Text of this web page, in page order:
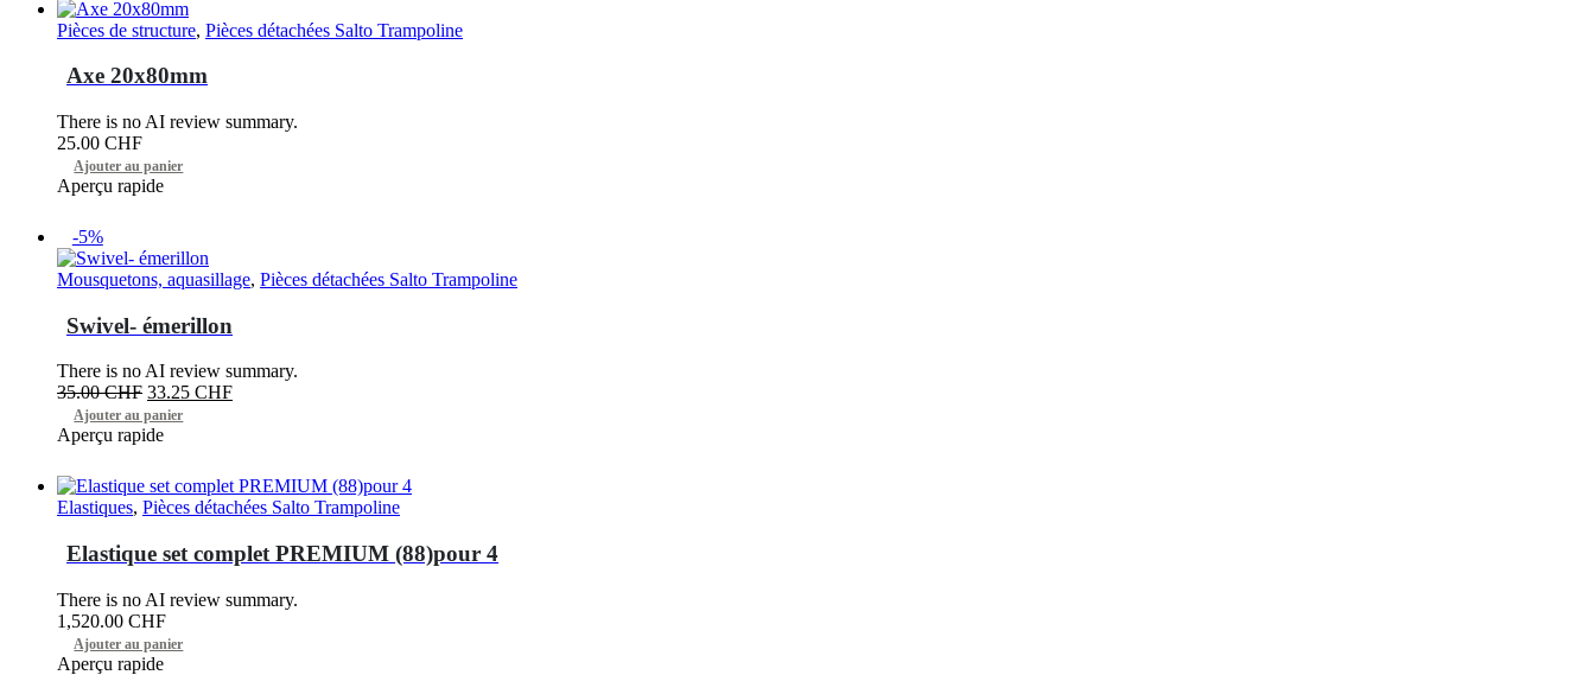
Pièces de structure, Pièces détachées Salto Trampoline
Axe 20x80mm
There is no AI review summary.
25.00 CHF
Ajouter au panier
Aperçu rapide
-5%
Mousquetons, aquasillage, Pièces détachées Salto Trampoline
Swivel- émerillon
There is no AI review summary.
35.00CHF Le
prix
initial
35.00 CHF.
33.25 CHFLe
33.25 CHF.
Ajouter au panier
Aperçu rapide
Elastiques, Pièces détachées Salto Trampoline
Elastique set complet PREMIUM (88)pour 4
There is no AI review summary.
1,520.00 CHF
Ajouter au panier
Aperçu rapide